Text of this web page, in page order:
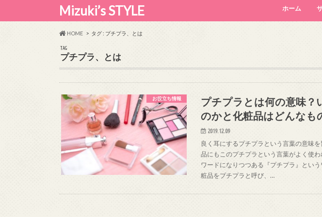
Mizuki’s STYLE ホーム
HOME タグ : プチプラ、とは
TAG
プチプラ、とは
お役立ち情報
プチプラとは何の意味？
のかと化粧品はどんなも
2019.12.09
良く耳にするプチプラという言葉の意味
品にもこのプチプラという言葉がよく使
ワードになりつつある『プチプラ』とい
粧品をプチプラと呼び、…